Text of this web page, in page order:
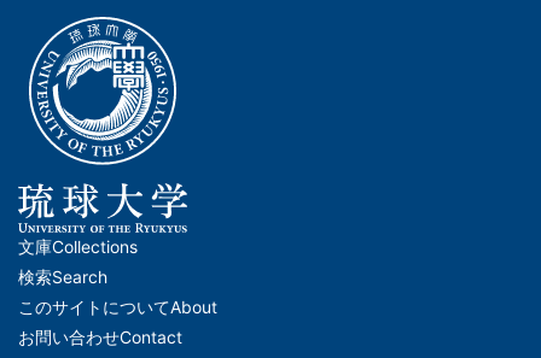
メ
イ
ン
文庫Collections
検索Search
このサイトについてAbout
お問い合わせContact